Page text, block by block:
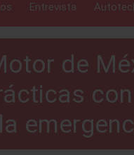
Entrevista
de